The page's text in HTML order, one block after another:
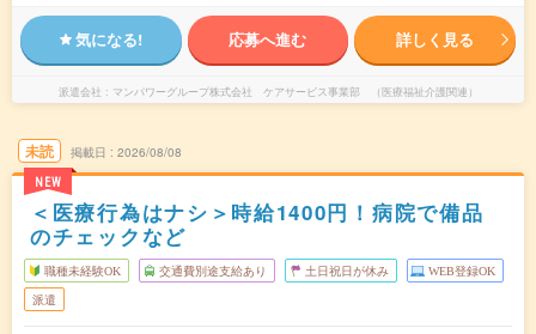
気になる! 応募へ進む 詳しく見る
派遣会社 マンパワーグループ株式会社 ケアサービス事業部 （医療福祉介護関連）
未読
NEW
掲載日 2026/08/08
＜医療行為はナシ＞時給1400円！病院で備品
のチェックなど
職種未経験OK 交通費別途支給あり 土日祝日が休み WEB登録OK
派遣